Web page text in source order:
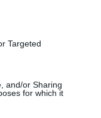
Targeted
and/or Sharing
for which it
Acciones
la